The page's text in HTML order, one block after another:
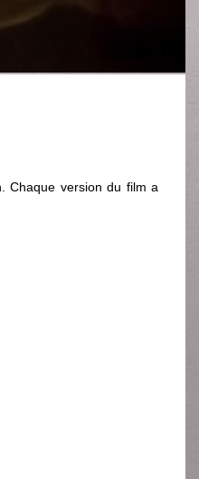
Chaque version du film a